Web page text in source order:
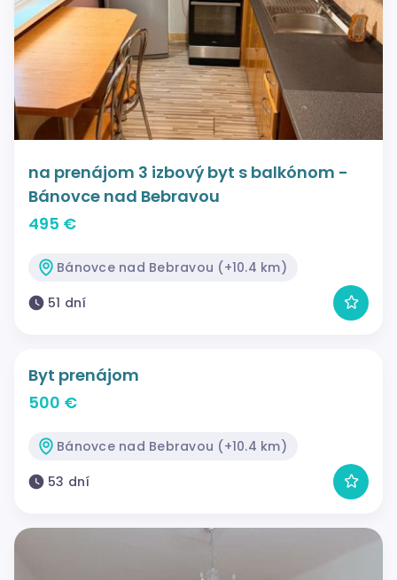
na prenájom 3 izbový byt s balkónom -
Bánovce nad Bebravou
495 €
Bánovce nad Bebravou (+10.4 km)
51 dní
Byt prenájom
500 €
Bánovce nad Bebravou (+10.4 km)
53 dní